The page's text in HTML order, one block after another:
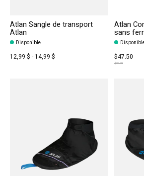
Atlan Sangle de transport
Atlan
Disponible
12,99 $ - 14,99 $
Atlan
sans
$47.50
$94.99